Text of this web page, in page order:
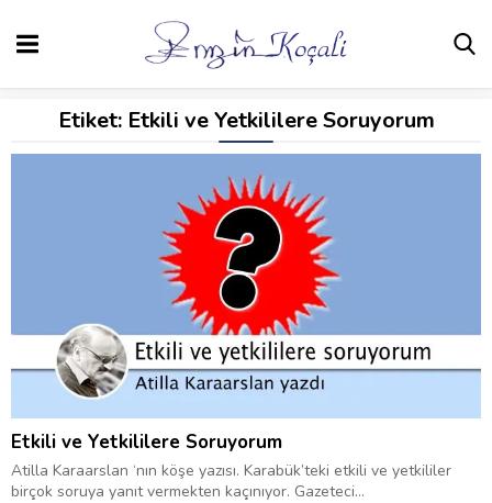
Etiket: Etkili ve Yetkililere Soruyorum
Etkili ve Yetkililere Soruyorum
Atilla Karaarslan ‘nın köşe yazısı. Karabük’teki etkili ve yetkililer
birçok soruya yanıt vermekten kaçınıyor. Gazeteci...